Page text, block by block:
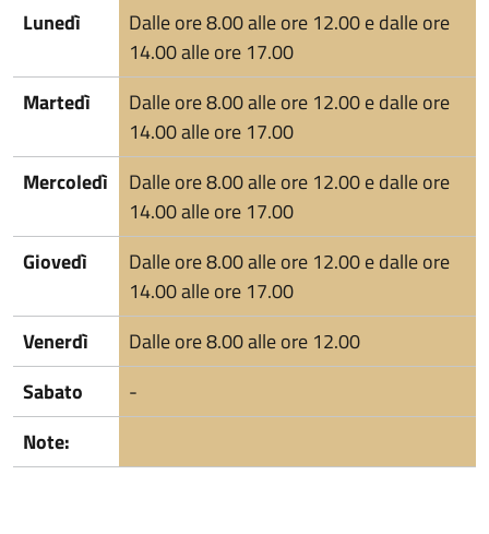
Lunedì
Dalle ore 8.00 alle ore 12.00 e dalle ore
14.00 alle ore 17.00
Martedì
Dalle ore 8.00 alle ore 12.00 e dalle ore
14.00 alle ore 17.00
Mercoledì
Dalle ore 8.00 alle ore 12.00 e dalle ore
14.00 alle ore 17.00
Giovedì
Dalle ore 8.00 alle ore 12.00 e dalle ore
14.00 alle ore 17.00
Venerdì
Dalle ore 8.00 alle ore 12.00
Sabato
-
Note: